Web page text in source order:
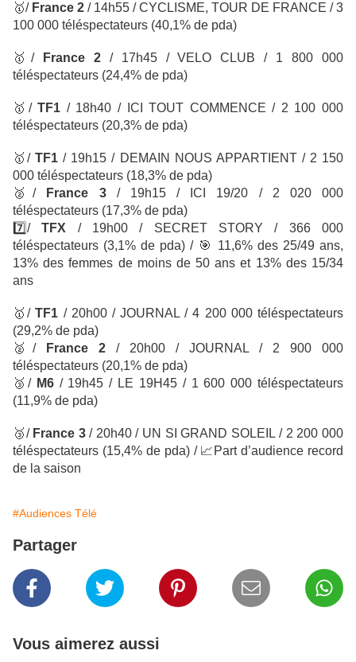
🥇/ France 2 / 14h55 / CYCLISME, TOUR DE FRANCE / 3
100 000 téléspectateurs (40,1% de pda)
🥇 / France 2 / 17h45 / VELO CLUB / 1 800 000
téléspectateurs (24,4% de pda)
🥇 /TF1 / 18h40 / ICI TOUT COMMENCE / 2 100 000
téléspectateurs (20,3% de pda)
🥇/TF1 / 19h15 / DEMAIN NOUS APPARTIENT / 2 150
000 téléspectateurs (18,3% de pda)
🥈/ France 3 / 19h15 / ICI 19/20 / 2 020 000
téléspectateurs (17,3% de pda)
7️⃣/TFX / 19h00 / SECRET STORY
/ 366 000
téléspectateurs (3,1% de pda) / 🎯
11,6% des 25/49 ans,
13% des femmes de moins de 50 ans et 13% des 15/34
ans
🥇/TF1 / 20h00 / JOURNAL / 4 200 000 téléspectateurs
(29,2% de pda)
🥈 / France 2 / 20h00 / JOURNAL / 2 900 000
téléspectateurs (20,1% de pda)
🥉 / M6 / 19h45 / LE 19H45 / 1 600 000 téléspectateurs
(11,9% de pda)
🥉/ France 3/ 20h40 / UN SI GRAND SOLEIL / 2 200 000
téléspectateurs (15,4% de pda) / 📈 Part d’audience record
de la saison
#Audiences Télé
Partager
Vous aimerez aussi